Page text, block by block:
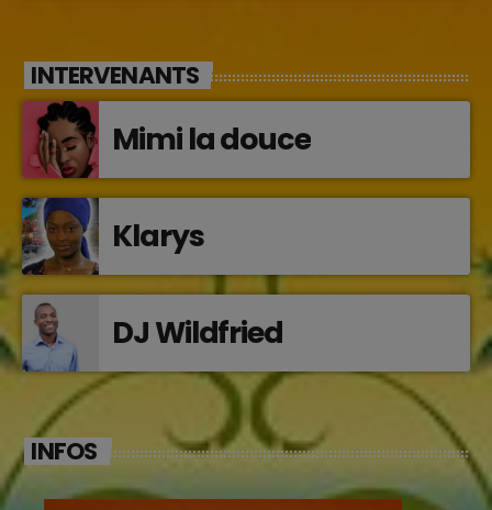
INTERVENANTS
Mimi la douce
Klarys
DJ Wildfried
INFOS